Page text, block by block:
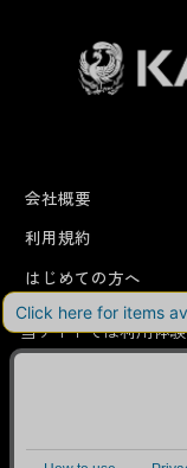
会社概要
利用規約
はじめての方へ
当サイトでは利用体
ラフィックの分析を
サイトの閲覧を継続
プラ